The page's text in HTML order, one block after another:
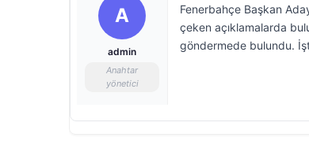
A
admin
Anahtar
yönetici
Fenerbahçe Başkan
çeken açıklamalarda
göndermede bulundu.